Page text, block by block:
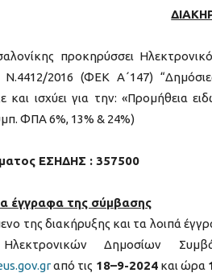
προκηρύσσει
Ν.4412/2016 (ΦΕΚ Α΄147)
και ισχύει για την: «Προμήθεια
ΦΠΑ 6%, 13% & 24%)
ΕΣΗΔΗΣ : 357500
έγγραφα της σύμβασης
της διακήρυξης και τα λοιπά
Ηλεκτρονικών Δημοσίων
από τις 18–9-2024 και ώρα